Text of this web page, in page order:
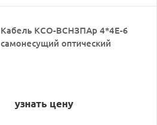
Кабель КСО-ВСНЗПАр 4*4Е-6
самонесущий оптический
узнать цену